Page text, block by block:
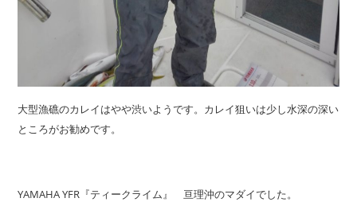
大型漁礁のカレイはやや渋いようです。カレイ狙いは少し水深の深い
ところがお勧めです。
YAMAHA YFR『ティークライム』 亘理沖のマダイでした。